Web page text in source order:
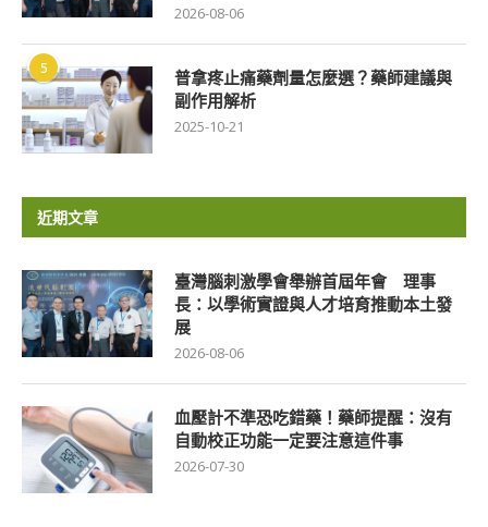
2026-08-06
5
普拿疼止痛藥劑量怎麼選？藥師建議與
副作用解析
2025-10-21
近期文章
臺灣腦刺激學會舉辦首屆年會 理事
長：以學術實證與人才培育推動本土發
展
2026-08-06
血壓計不準恐吃錯藥！藥師提醒：沒有
自動校正功能一定要注意這件事
2026-07-30